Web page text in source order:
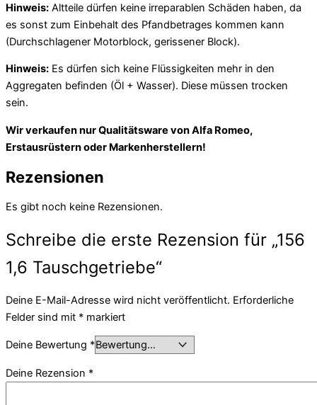
Hinweis: Altteile dürfen keine irreparablen Schäden haben, da
es sonst zum Einbehalt des Pfandbetrages kommen kann
(Durchschlagener Motorblock, gerissener Block).
Hinweis: Es dürfen sich keine Flüssigkeiten mehr in den
Aggregaten befinden (Öl + Wasser). Diese müssen trocken
sein.
Wir verkaufen nur Qualitätsware von Alfa Romeo,
Erstausrüstern oder Markenherstellern!
Rezensionen
Es gibt noch keine Rezensionen.
Schreibe die erste Rezension für „156
1,6 Tauschgetriebe“
Deine E-Mail-Adresse wird nicht veröffentlicht. Erforderliche
Felder sind mit * markiert
Deine Bewertung *
Deine Rezension *